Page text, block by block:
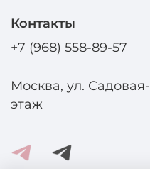
Контакты
+7 (968) 558-89-57
Москва, ул. Садовая-
этаж